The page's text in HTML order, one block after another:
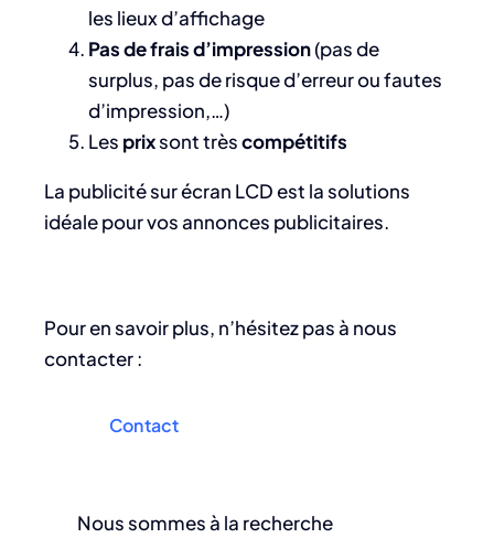
les lieux d’affichage
Pas de frais d’impression(pas de
surplus, pas de risque d’erreur ou fautes
d’impression,…)
Les prixsont trèscompétitifs
La publicité sur écran LCD est la solutions
idéale pour vos annonces publicitaires.
Pour en savoir plus, n’hésitez pas à nous
contacter :
Contact
Nous sommes à la recherche